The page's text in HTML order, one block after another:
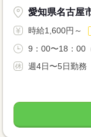
愛知県名古屋
時給1,600円～
9：00〜18：00
週4日〜5日勤務